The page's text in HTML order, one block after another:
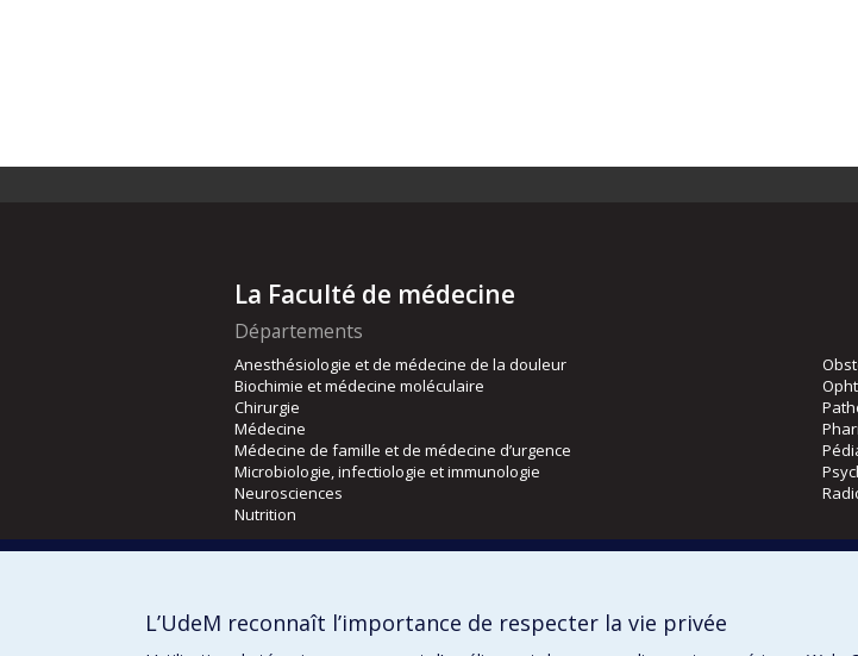
La Faculté de médecine
Départements
Anesthésiologie et de médecine de la douleur
Biochimie et médecine moléculaire
Chirurgie
Médecine
Médecine de famille et de médecine d’urgence
Microbiologie, infectiologie et immunologie
Neurosciences
Nutrition
Orthophonie et audiologie
L’UdeM reconnaît l’importance de respecter la vie privée